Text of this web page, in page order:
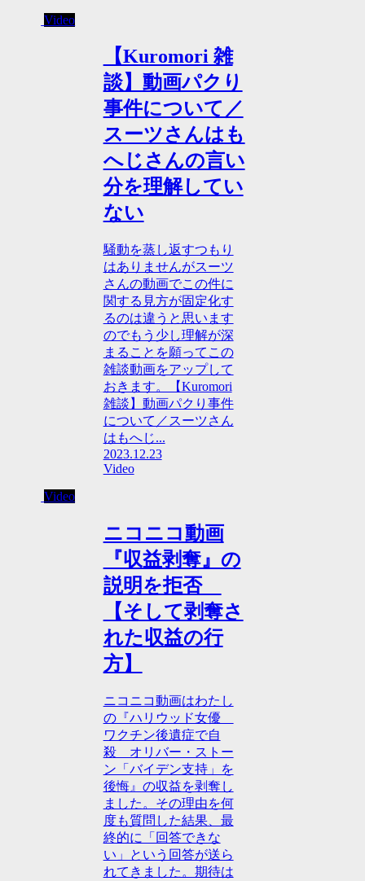
Video
【Kuromori 雑
談】動画パクり
事件について／
スーツさんはも
へじさんの言い
分を理解してい
ない
騒動を蒸し返すつもり
はありませんがスーツ
さんの動画でこの件に
関する見方が固定化す
るのは違うと思います
のでもう少し理解が深
まることを願ってこの
雑談動画をアップして
おきます。【Kuromori
雑談】動画パクり事件
について／スーツさん
はもへじ...
2023.12.23
Video
Video
ニコニコ動画
『収益剥奪』の
説明を拒否
【そして剥奪さ
れた収益の行
方】
ニコニコ動画はわたし
の『ハリウッド女優
ワクチン後遺症で自
殺 オリバー・ストー
ン「バイデン支持」を
後悔』の収益を剥奪し
ました。その理由を何
度も質問した結果、最
終的に「回答できな
い」という回答が送ら
れてきました。期待は